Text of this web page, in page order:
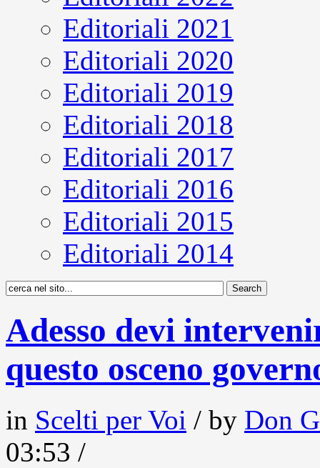
Editoriali 2021
Editoriali 2020
Editoriali 2019
Editoriali 2018
Editoriali 2017
Editoriali 2016
Editoriali 2015
Editoriali 2014
Adesso devi
questo osceno
in Scelti per Voi / by Don
03:53 /